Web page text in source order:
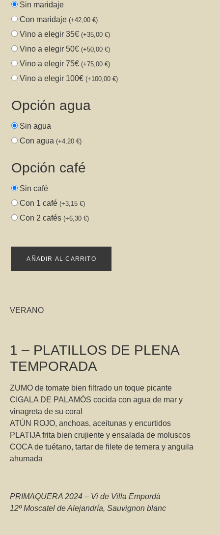
Sin maridaje
Con maridaje(+42,00€)
Vino a elegir 35€(+35,00€)
Vino a elegir 50€(+50,00€)
Vino a elegir 75€(+75,00€)
Vino a elegir 100€(+100,00€)
Opción agua
Sin agua
Con agua(+4,20€)
Opción café
Sin café
Con 1 café(+3,15€)
Con 2 cafés(+6,30€)
AÑADIR AL CARRITO
VERANO
1 – PLATILLOS DE PLENA
TEMPORADA
ZUMO de tomate bien filtrado un toque picante
CIGALA DE PALAMÓS cocida con agua de mar y
vinagreta de su coral
ATÚN ROJO, anchoas, aceitunas y encurtidos
PLATIJA frita bien crujiente y ensalada de moluscos
COCA de tuétano, tartar de filete de ternera y anguila
ahumada
PRIMAQUERA 2024 – Vi de Villa Empordà
12º Moscatel de Alejandría, Sauvignon blanc